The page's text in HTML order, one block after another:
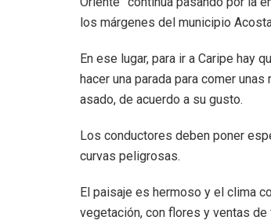
los márgenes del municipio
En ese lugar, para ir a Caripe hay
hacer una parada para comer
asado, de acuerdo a su gusto.
Los conductores deben poner
curvas peligrosas.
El paisaje es hermoso y el clima
vegetación, con flores y ventas